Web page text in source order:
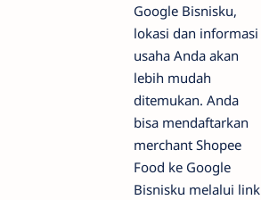
Google Bisnisku,
lokasi dan informasi
usaha Anda akan
lebih mudah
ditemukan. Anda
bisa mendaftarkan
merchant Shopee
Food ke Google
Bisnisku melalui link